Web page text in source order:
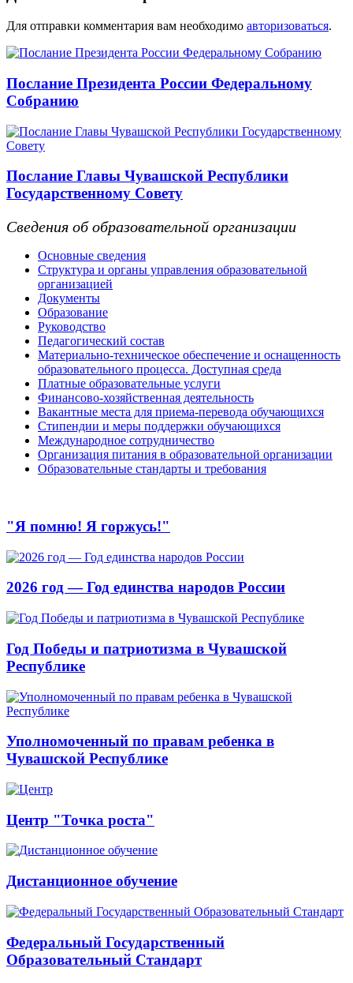
Для отправки комментария вам необходимо авторизоваться.
Послание Президента России Федеральному
Собранию
Послание Главы Чувашской Республики
Государственному Совету
Сведения об образовательной организации
Основные сведения
Структура и органы управления образовательной
организацией
Документы
Образование
Руководство
Педагогический состав
Материально-техническое обеспечение и оснащенность
образовательного процесса. Доступная среда
Платные образовательные услуги
Финансово-хозяйственная деятельность
Вакантные места для приема-перевода обучающихся
Стипендии и меры поддержки обучающихся
Международное сотрудничество
Организация питания в образовательной организации
Образовательные стандарты и требования
"Я помню! Я горжусь!"
2026 год — Год единства народов России
Год Победы и патриотизма в Чувашской
Республике
Уполномоченный по правам ребенка в
Чувашской Республике
Центр "Точка роста"
Дистанционное обучение
Федеральный Государственный
Образовательный Стандарт